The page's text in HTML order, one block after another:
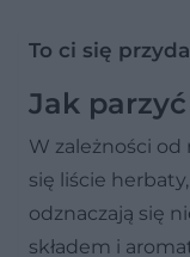
To ci się przyda
Jak
W zależności
się liście
odznaczają się
składem i